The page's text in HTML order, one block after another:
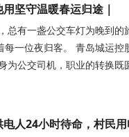
坚守温暖春运归途｜
总有一盏公交车灯为晚到
一位夜归客。 青岛城运
为公交司机，职业的转换
人24小时待命，村民